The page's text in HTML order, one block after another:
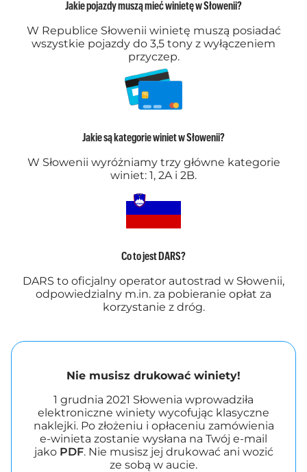
Jakie pojazdy muszą mieć winietę w Słowenii?
W Republice Słowenii winietę muszą posiadać
wszystkie pojazdy do 3,5 tony z wyłączeniem
przyczep.
Jakie są kategorie winiet w Słowenii?
W Słowenii wyróżniamy trzy główne kategorie
winiet: 1, 2A i 2B.
Co to jest DARS?
DARS to oficjalny operator autostrad w Słowenii,
odpowiedzialny m.in. za pobieranie opłat za
korzystanie z dróg.
Nie musisz drukować winiety!
1 grudnia 2021 Słowenia wprowadziła
elektroniczne winiety wycofując klasyczne
naklejki. Po złożeniu i opłaceniu zamówienia
e-winieta zostanie wysłana na Twój e-mail
jako PDF. Nie musisz jej drukować ani wozić
ze sobą w aucie.